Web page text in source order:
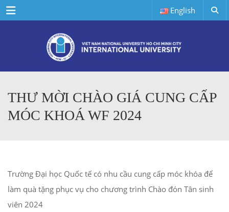
Menu English
THƯ MỜI CHÀO GIÁ CUNG CẤP
MÓC KHOÁ WF 2024
Trường Đại học Quốc tế có nhu cầu cung cấp móc khóa để
làm quà tặng phục vụ cho chương trình Chào đón Tân sinh
viên 2024